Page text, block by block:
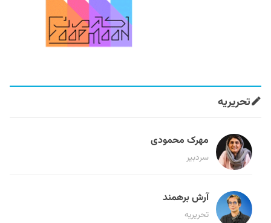
تحریریه
مهرک محمودی
سردبیر
آرش برهمند
تحریریه